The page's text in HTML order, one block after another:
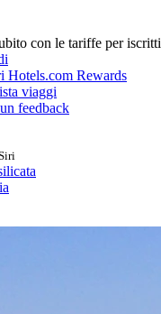
con le tariffe per iscritti
Hotels.com Rewards
viaggi
feedback